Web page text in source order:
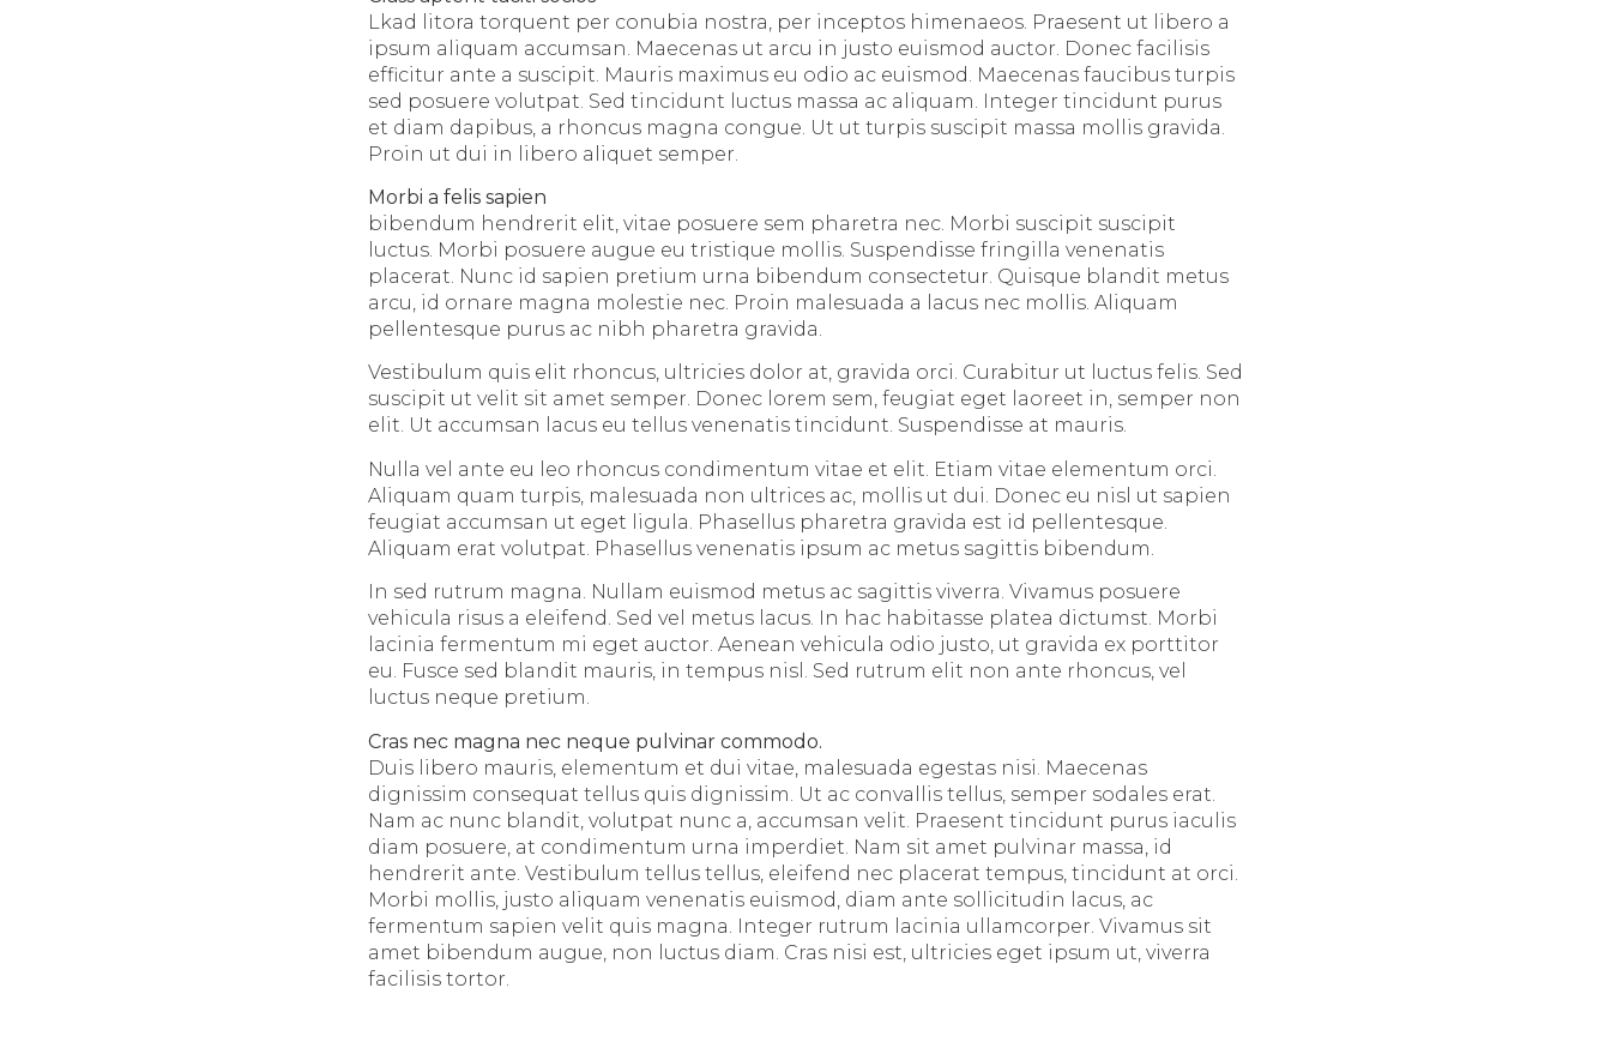
Lkad litora torquent per conubia nostra, per inceptos himenaeos. Praesent ut libero a
ipsum aliquam accumsan. Maecenas ut arcu in justo euismod auctor. Donec facilisis
efficitur ante a suscipit. Mauris maximus eu odio ac euismod. Maecenas faucibus turpis
sed posuere volutpat. Sed tincidunt luctus massa ac aliquam. Integer tincidunt purus
et diam dapibus, a rhoncus magna congue. Ut ut turpis suscipit massa mollis gravida.
Proin ut dui in libero aliquet semper.
Morbi a felis sapien
bibendum hendrerit elit, vitae posuere sem pharetra nec. Morbi suscipit suscipit
luctus. Morbi posuere augue eu tristique mollis. Suspendisse fringilla venenatis
placerat. Nunc id sapien pretium urna bibendum consectetur. Quisque blandit metus
arcu, id ornare magna molestie nec. Proin malesuada a lacus nec mollis. Aliquam
pellentesque purus ac nibh pharetra gravida.
Vestibulum quis elit rhoncus, ultricies dolor at, gravida orci. Curabitur ut luctus felis. Sed
suscipit ut velit sit amet semper. Donec lorem sem, feugiat eget laoreet in, semper non
elit. Ut accumsan lacus eu tellus venenatis tincidunt. Suspendisse at mauris.
Nulla vel ante eu leo rhoncus condimentum vitae et elit. Etiam vitae elementum orci.
Aliquam quam turpis, malesuada non ultrices ac, mollis ut dui. Donec eu nisl ut sapien
feugiat accumsan ut eget ligula. Phasellus pharetra gravida est id pellentesque.
Aliquam erat volutpat. Phasellus venenatis ipsum ac metus sagittis bibendum.
In sed rutrum magna. Nullam euismod metus ac sagittis viverra. Vivamus posuere
vehicula risus a eleifend. Sed vel metus lacus. In hac habitasse platea dictumst. Morbi
lacinia fermentum mi eget auctor. Aenean vehicula odio justo, ut gravida ex porttitor
eu. Fusce sed blandit mauris, in tempus nisl. Sed rutrum elit non ante rhoncus, vel
luctus neque pretium.
Cras nec magna nec neque pulvinar commodo.
Duis libero mauris, elementum et dui vitae, malesuada egestas nisi. Maecenas
dignissim consequat tellus quis dignissim. Ut ac convallis tellus, semper sodales erat.
Nam ac nunc blandit, volutpat nunc a, accumsan velit. Praesent tincidunt purus iaculis
diam posuere, at condimentum urna imperdiet. Nam sit amet pulvinar massa, id
hendrerit ante. Vestibulum tellus tellus, eleifend nec placerat tempus, tincidunt at orci.
Morbi mollis, justo aliquam venenatis euismod, diam ante sollicitudin lacus, ac
fermentum sapien velit quis magna. Integer rutrum lacinia ullamcorper. Vivamus sit
amet bibendum augue, non luctus diam. Cras nisi est, ultricies eget ipsum ut, viverra
facilisis tortor.